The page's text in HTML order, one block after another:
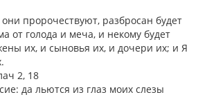
пророчествуют, разбросан будет
от голода и меча, и некому будет
их, и сыновья их, и дочери их; и Я
2, 18
да льются из глаз моих слезы